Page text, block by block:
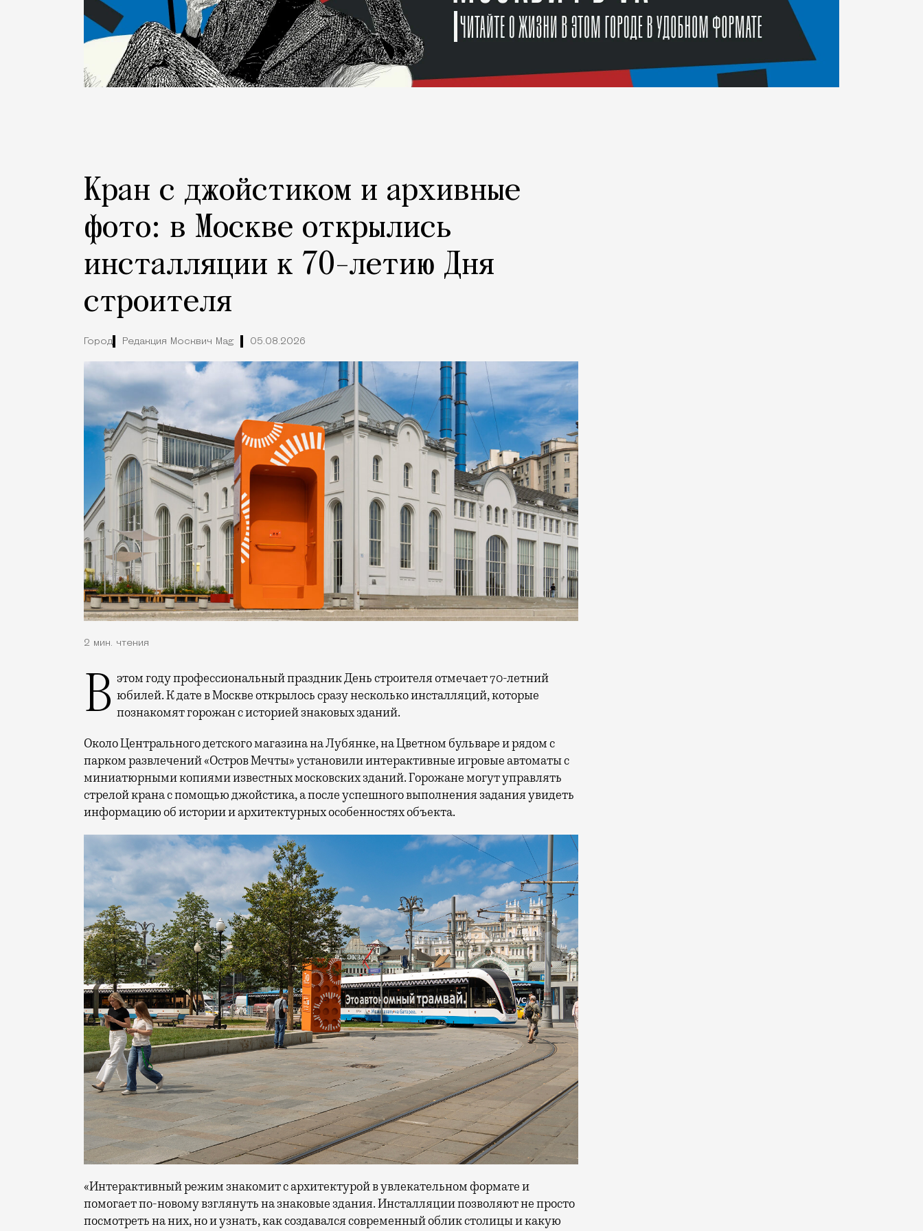
Кран с джойстиком и архивные
фото: в Москве открылись
инсталляции к 70-летию Дня
строителя
Город Редакция Москвич Mag 05.08.2026
2 мин. чтения
В этом году профессиональный праздник День строителя отмечает 70-летний юбилей. К дате в Москве открылось сразу несколько инсталляций, которые
познакомят горожан с историей знаковых зданий.
Около Центрального детского магазина на Лубянке, на Цветном бульваре и рядом с
парком развлечений «Остров Мечты» установили интерактивные игровые автоматы с
миниатюрными копиями известных московских зданий. Горожане могут управлять
стрелой крана с помощью джойстика, а после успешного выполнения задания увидеть
информацию об истории и архитектурных особенностях объекта.
«Интерактивный режим знакомит с архитектурой в увлекательном формате и
помогает по-новому взглянуть на знаковые здания. Инсталляции позволяют не просто
посмотреть на них, но и узнать, как создавался современный облик столицы и какую